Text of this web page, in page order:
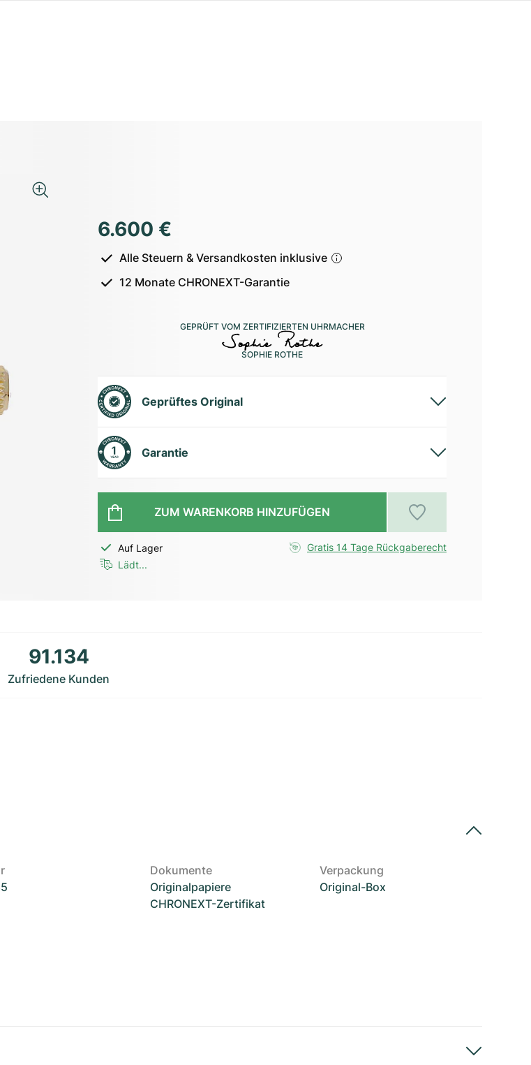
6.600 €
Alle Steuern & Versandkosten inklusive
12 Monate CHRONEXT-Garantie
GEPRÜFT VOM ZERTIFIZIERTEN UHRMACHER
SOPHIE ROTHE
Geprüftes Original
Garantie
ZUM WARENKORB HINZUFÜGEN
Auf Lager
Lädt...
Gratis 14 Tage Rückgaberecht
91.134
Zufriedene Kunden
Dokumente
Originalpapiere
CHRONEXT-Zertifikat
Verpackung
Original-Box